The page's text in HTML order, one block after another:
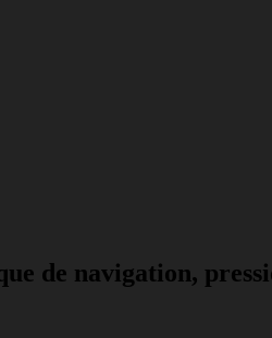
de navigation,